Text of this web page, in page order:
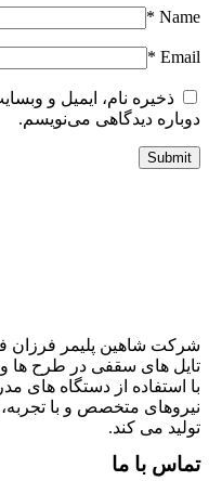
Name
*
Email
*
ذخیره نام، ایمیل و
دوباره دیدگاهی می‌نویسم.
تایل های سقفی در طرح ها و
با استفاده از دستگاه های
نیروهای متخصص و با
تولید می کند.
تماس با ما